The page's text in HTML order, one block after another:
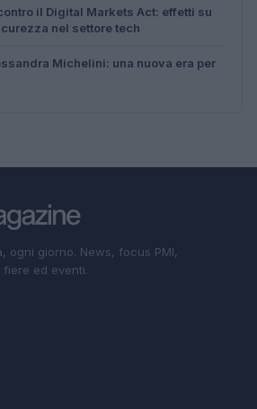
il Digital Markets Act: effetti su
nel settore tech
Michelini: una nuova era per
ogni giorno. News, focus PMI,
ed eventi.